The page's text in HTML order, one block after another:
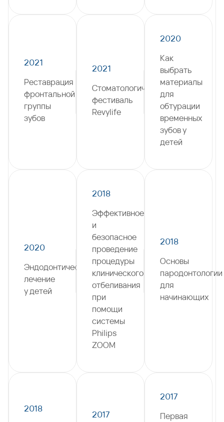
2021
Реставрация
фронтальной
группы
зубов
2021
Стоматологический
фестиваль
Revylife
2020
Как
выбрать
материалы
для
обтурации
временных
зубов у
детей
2020
Эндодонтическое
лечение
у детей
2018
Эффективное
и
безопасное
проведение
процедуры
клинического
отбеливания
при
помощи
системы
Philips
ZOOM
2018
Основы
пародонтологии
для
начинающих
2018
2017
2017
Первая